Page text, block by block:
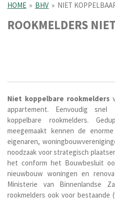
HOME » BHV » NIET
ROOKMELDERS
Niet koppelbare rookmelders
appartement. Eenvoudig
koppelbare rookmelders.
meegemaakt kennen de
eigenaren,
noodzaak voor strategisch
het conform het Bouwbesluit
nieuwbouw woningen en
Ministerie van Binnenlandse
rookmelders ook voor bestaande